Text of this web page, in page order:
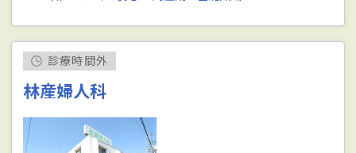
診療時間外
林産婦人科